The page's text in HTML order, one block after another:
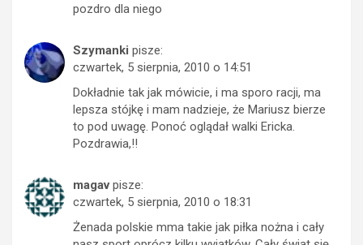
pozdro dla niego
Szymanki pisze:
czwartek, 5 sierpnia, 2010 o 14:51
Dokładnie tak jak mówicie, i ma sporo racji, ma
lepsza stójkę i mam nadzieje, że Mariusz bierze
to pod uwagę. Ponoć oglądał walki Ericka.
Pozdrawia,!!
magav pisze:
czwartek, 5 sierpnia, 2010 o 18:31
Żenada polskie mma takie jak piłka nożna i cały